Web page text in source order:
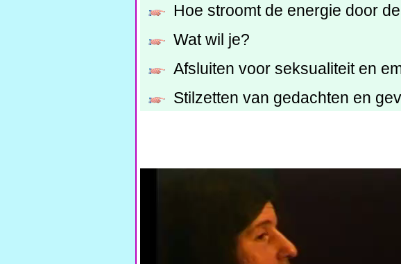
Hoe stroomt de energie door
Wat wil je?
Afsluiten voor seksualiteit en
Stilzetten van gedachten en